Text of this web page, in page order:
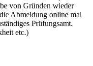
von Gründen wieder
Abmeldung online mal
Prüfungsamt.
etc.)